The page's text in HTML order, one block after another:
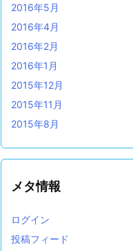
2016年5月
2016年4月
2016年2月
2016年1月
2015年12月
2015年11月
2015年8月
メタ情報
ログイン
投稿フィード